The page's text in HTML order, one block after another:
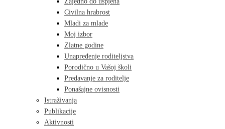
Civilna hrabrost
Mladi za mlade
Moj izbor
Zlatne godine
Unapređenje roditeljstva
Porodično u Vašoj školi
Predavanje za roditelje
Ponašajne ovisnosti
Istraživanja
Publikacije
Aktivnosti